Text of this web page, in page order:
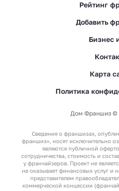
Рейтинг
Добавить
Бизнес
Карта
Политика
Дом Франшиз ©